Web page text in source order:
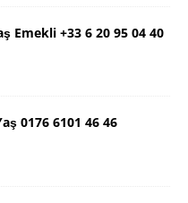
Emekli +33 6 20 95 04 40
0176 6101 46 46